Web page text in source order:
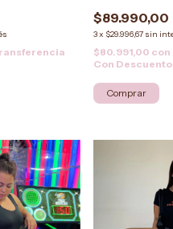
$89.990,00
3x $29.996,67 sin
$80.991,00 con
Con Descuento
Comprar